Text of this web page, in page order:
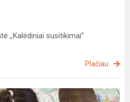
,,Kalėdiniai susitikimai''
Plačiau